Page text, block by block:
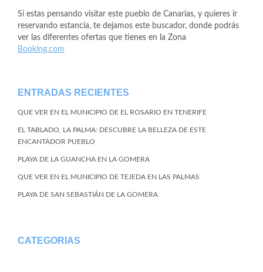
Si estas pensando visitar este pueblo de Canarias, y quieres ir
reservando estancia, te dejamos este buscador, donde podrás
ver las diferentes ofertas que tienes en la Zona
Booking.com
ENTRADAS RECIENTES
QUE VER EN EL MUNICIPIO DE EL ROSARIO EN TENERIFE
EL TABLADO, LA PALMA: DESCUBRE LA BELLEZA DE ESTE
ENCANTADOR PUEBLO
PLAYA DE LA GUANCHA EN LA GOMERA
QUE VER EN EL MUNICIPIO DE TEJEDA EN LAS PALMAS
PLAYA DE SAN SEBASTIÁN DE LA GOMERA
CATEGORIAS